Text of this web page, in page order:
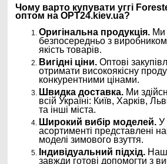
Чому варто купувати уггі
оптом на OPT24.kiev.ua?
Оригінальна продукція. Ми
безпосередньо з
якість товарів.
Вигідні ціни. Оптові
отримати високоякісну
конкурентними цінами.
Швидка доставка. Ми
всій Україні: Київ, Харків,
та інші міста.
Широкий вибір моделей. У
асортименті представлені
моделі зимового взуття.
Індивідуальний підхід.
завжди готові допомогти з